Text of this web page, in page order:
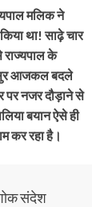
मलिक ने
था! साढ़े चार
राज्यपाल के
आजकल बदले
नजर दौड़ाने से
बयान ऐसे ही
कर रहा है।
संदेश